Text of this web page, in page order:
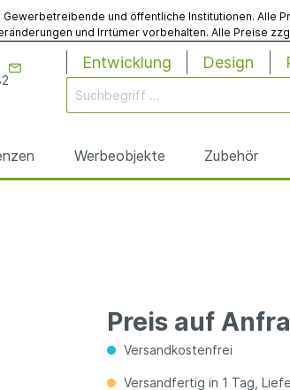
und öffentliche Institutionen. Alle
und Irrtümer vorbehalten. Alle Preise
Entwicklung Design
Werbeobjekte Zubehör
Sonstiges Werbemodule
Sonstiges Zubehör
Preis auf
Versandkostenfrei
Versandfertig in 1 Tag,